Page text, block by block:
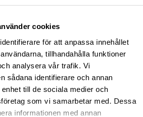
cookies
för att anpassa innehållet
tillhandahålla funktioner
analysera vår trafik. Vi
sådana identifierare och annan
till de sociala medier och
som vi samarbetar med. Dessa
informationen med annan
MÅTTBAND MB 5
METER
743782